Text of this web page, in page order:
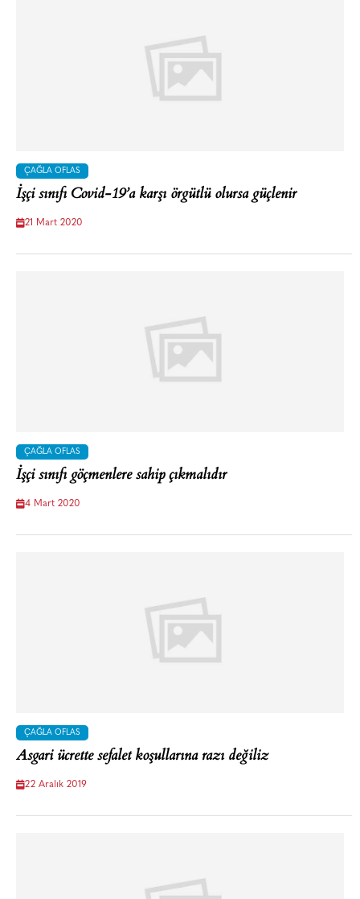
ÇAĞLA OFLAS
İşçi sınıfı Covid-19’a karşı örgütlü olursa güçlenir
21 Mart 2020
ÇAĞLA OFLAS
İşçi sınıfı göçmenlere sahip çıkmalıdır
4 Mart 2020
ÇAĞLA OFLAS
Asgari ücrette sefalet koşullarına razı değiliz
22 Aralık 2019